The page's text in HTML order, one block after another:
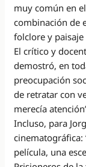
muy común en
combinación de
folclore y paisaje
El crítico y
demostró, en
preocupación
de retratar con
merecía
Incluso, para
cinematográfica:
película, una